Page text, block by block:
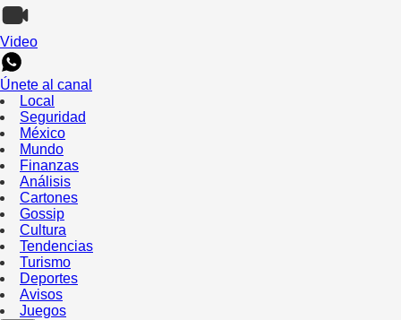
Video
Únete al canal
Local
Seguridad
México
Mundo
Finanzas
Análisis
Cartones
Gossip
Cultura
Tendencias
Turismo
Deportes
Avisos
Juegos